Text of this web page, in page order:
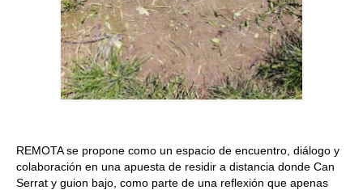
Idioma:
REMOTA se propone como un espacio de encuentro, diálogo y
colaboración en una apuesta de residir a distancia donde Can
Serrat y guion bajo, como parte de una reflexión que apenas